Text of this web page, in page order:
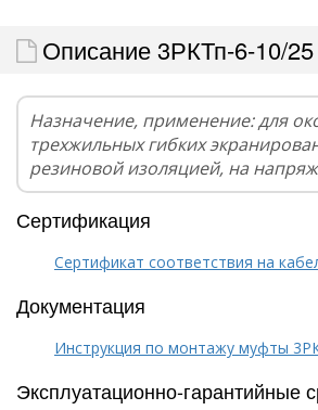
Описание 3РКТп-6-10/
Назначение, применение: для
трехжильных гибких
резиновой изоляцией, на
Сертификация
Сертификат соответствия на
Документация
Инструкция по монтажу муфты
Эксплуатационно-гарантийные